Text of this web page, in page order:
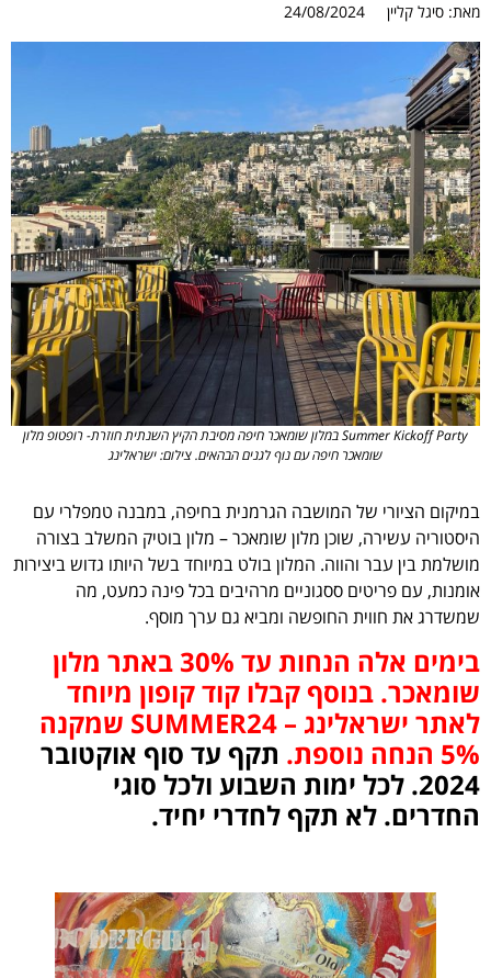
מאת: סיגל קליין 24/08/2024
Summer Kickoff Party במלון שומאכר חיפה מסיבת הקיץ השנתית חוזרת- רופטופ מלון
שומאכר חיפה עם נוף לגנים הבהאים. צילום: ישראלינג
במיקום הציורי של המושבה הגרמנית בחיפה, במבנה טמפלרי עם
היסטוריה עשירה, שוכן מלון שומאכר – מלון בוטיק המשלב בצורה
מושלמת בין עבר והווה. המלון בולט במיוחד בשל היותו גדוש ביצירות
אומנות, עם פריטים ססגוניים מרהיבים בכל פינה כמעט, מה
שמשדרג את חווית החופשה ומביא גם ערך מוסף.
בימים אלה הנחות עד 30% באתר מלון
שומאכר. בנוסף קבלו קוד קופון מיוחד
לאתר ישראלינג – SUMMER24 שמקנה
5% הנחה נוספת.
תקף עד סוף אוקטובר
2024. ⁠לכל ימות השבוע ו⁠לכל סוגי
החדרים. ⁠לא תקף לחדרי יחיד.